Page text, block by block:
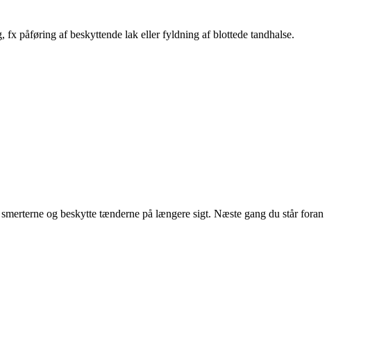
påføring af beskyttende lak eller fyldning af blottede tandhalse.
og beskytte tænderne på længere sigt. Næste gang du står foran